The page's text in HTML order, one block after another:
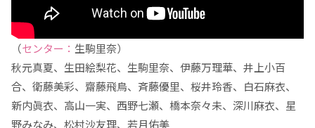
（センター： 生駒里奈）
秋元真夏、生田絵梨花、生駒里奈、伊藤万理華、井上小百
合、衛藤美彩、齋藤飛鳥、斉藤優里、桜井玲香、白石麻衣、
新内眞衣、高山一実、西野七瀬、橋本奈々未、深川麻衣、星
野みなみ、松村沙友理、若月佑美